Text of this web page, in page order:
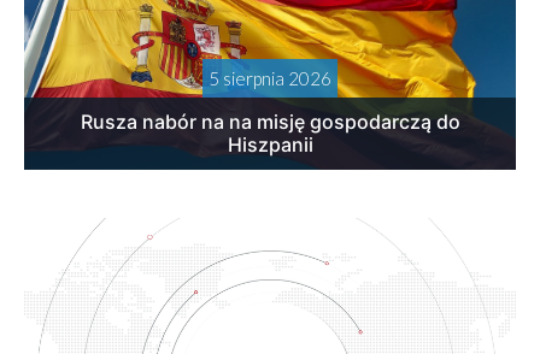
5 sierpnia 2026
Rusza nabór na na misję gospodarczą do
Hiszpanii